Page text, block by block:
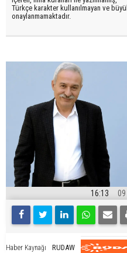
Türkçe karakter kullanılmayan ve
onaylanmamaktadır.
16:13
Haber Kaynağı RUDAW